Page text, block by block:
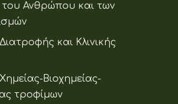
του Ανθρώπου και των
και Κλινικής
Βιοχημείας-
τροφίμων